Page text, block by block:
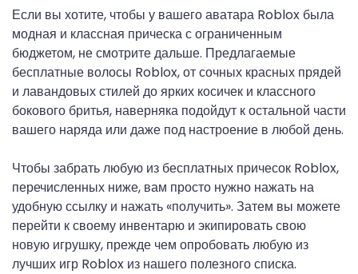
Roblox
Если вы хотите, чтобы у вашего аватара Roblox была
модная и классная прическа с ограниченным
бюджетом, не смотрите дальше. Предлагаемые
бесплатные волосы Roblox, от сочных красных прядей
и лавандовых стилей до ярких косичек и классного
бокового бритья, наверняка подойдут к остальной части
вашего наряда или даже под настроение в любой день.
Чтобы забрать любую из бесплатных причесок Roblox,
перечисленных ниже, вам просто нужно нажать на
удобную ссылку и нажать «получить». Затем вы можете
перейти к своему инвентарю и экипировать свою
новую игрушку, прежде чем опробовать любую из
лучших игр Roblox из нашего полезного списка.